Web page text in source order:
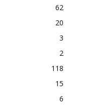
62
20
3
2
118
15
6